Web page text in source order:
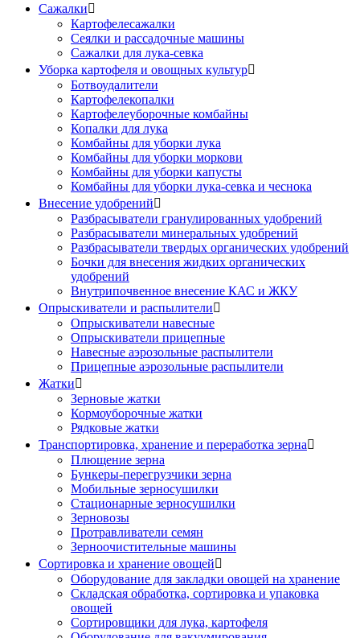
Сажалки
Картофелесажалки
Сеялки и рассадочные машины
Сажалки для лука-севка
Уборка картофеля и овощных культур
Ботвоудалители
Картофелекопалки
Картофелеуборочные комбайны
Копалки для лука
Комбайны для уборки лука
Комбайны для уборки моркови
Комбайны для уборки капусты
Комбайны для уборки лука-севка и чеснока
Внесение удобрений
Разбрасыватели гранулированных удобрений
Разбрасыватели минеральных удобрений
Разбрасыватели твердых органических удобрений
Бочки для внесения жидких органических
удобрений
Внутрипочвенное внесение КАС и ЖКУ
Опрыскиватели и распылители
Опрыскиватели навесные
Опрыскиватели прицепные
Навесные аэрозольные распылители
Прицепные аэрозольные распылители
Жатки
Зерновые жатки
Кормоуборочные жатки
Рядковые жатки
Транспортировка, хранение и переработка зерна
Плющение зерна
Бункеры-перегрузчики зерна
Мобильные зерносушилки
Стационарные зерносушилки
Зерновозы
Протравливатели семян
Зерноочистительные машины
Сортировка и хранение овощей
Оборудование для закладки овощей на хранение
Складская обработка, сортировка и упаковка
овощей
Сортировщики для лука, картофеля